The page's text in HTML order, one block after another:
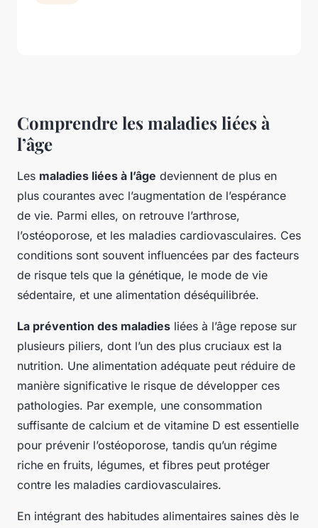
Comprendre les maladies liées à
l’âge
Les maladies liées à l’âge deviennent de plus en
plus courantes avec l’augmentation de l’espérance
de vie. Parmi elles, on retrouve l’arthrose,
l’ostéoporose, et les maladies cardiovasculaires. Ces
conditions sont souvent influencées par des facteurs
de risque tels que la génétique, le mode de vie
sédentaire, et une alimentation déséquilibrée.
La prévention des maladies liées à l’âge repose sur
plusieurs piliers, dont l’un des plus cruciaux est la
nutrition. Une alimentation adéquate peut réduire de
manière significative le risque de développer ces
pathologies. Par exemple, une consommation
suffisante de calcium et de vitamine D est essentielle
pour prévenir l’ostéoporose, tandis qu’un régime
riche en fruits, légumes, et fibres peut protéger
contre les maladies cardiovasculaires.
En intégrant des habitudes alimentaires saines dès le